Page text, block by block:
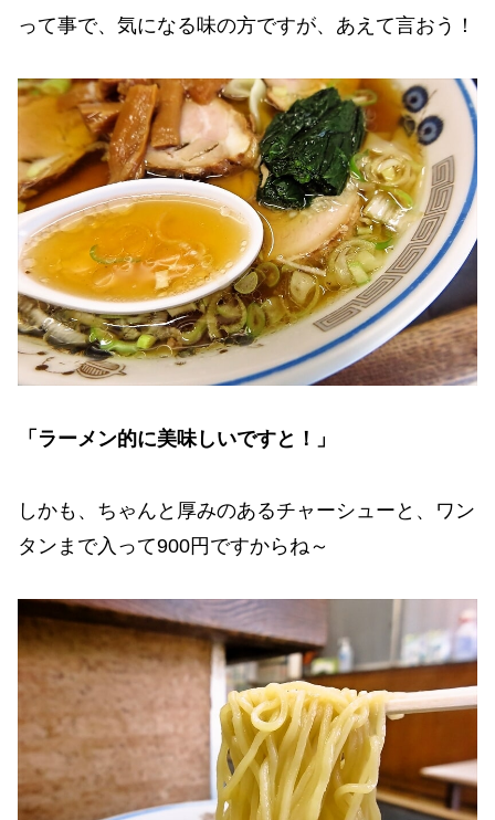
って事で、気になる味の方ですが、あえて言おう！
「ラーメン的に美味しいですと！」
しかも、ちゃんと厚みのあるチャーシューと、ワン
タンまで入って900円ですからね～